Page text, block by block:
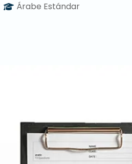
Árabe Estándar